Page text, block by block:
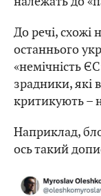
До речі, схожі
останнього
«немічність
зрадники, які
критикують –
Наприклад,
ось такий